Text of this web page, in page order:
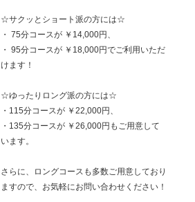
☆サクッとショート派の方には☆
・ 75分コースが ￥14,000円、
・ 95分コースが ￥18,000円でご利用いただ
けます！
☆ゆったりロング派の方には☆
・115分コースが ￥22,000円、
・135分コースが ￥26,000円もご用意して
います。
さらに、ロングコースも多数ご用意しており
ますので、お気軽にお問い合わせください！